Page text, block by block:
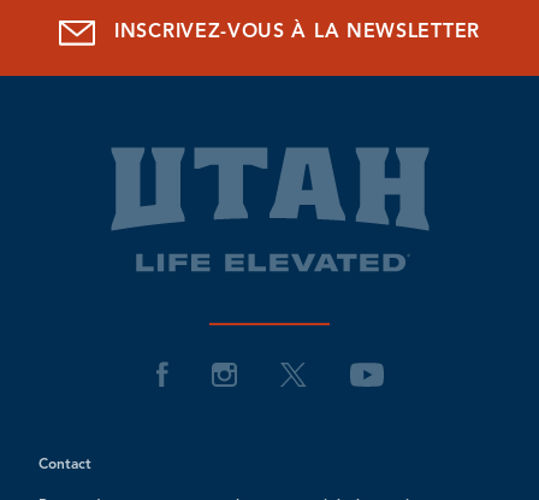
INSCRIVEZ-VOUS À LA NEWSLETTER
Contact